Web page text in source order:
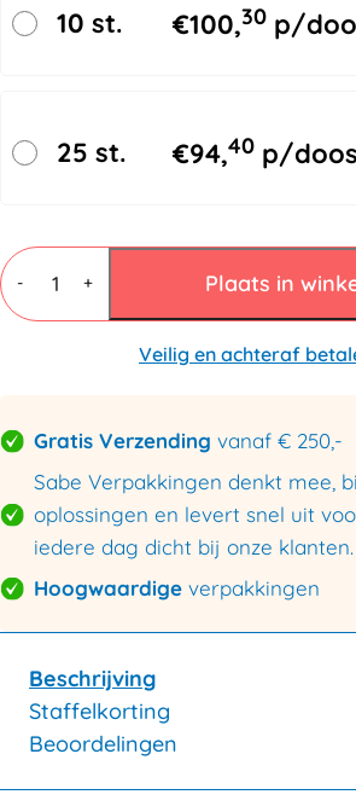
10 st. €100,30 p/
25 st. €94,40 p/doos
-
Plastic
zakken
600mmx1000mm
150my
+ Plaats in
Veilig en achteraf
Gratis Verzending vanaf € 250,-
Sabe Verpakkingen denkt mee,
oplossingen en levert snel uit
iedere dag dicht bij onze klanten.
Hoogwaardige verpakkingen
Beschrijving
Staffelkorting
Beoordelingen